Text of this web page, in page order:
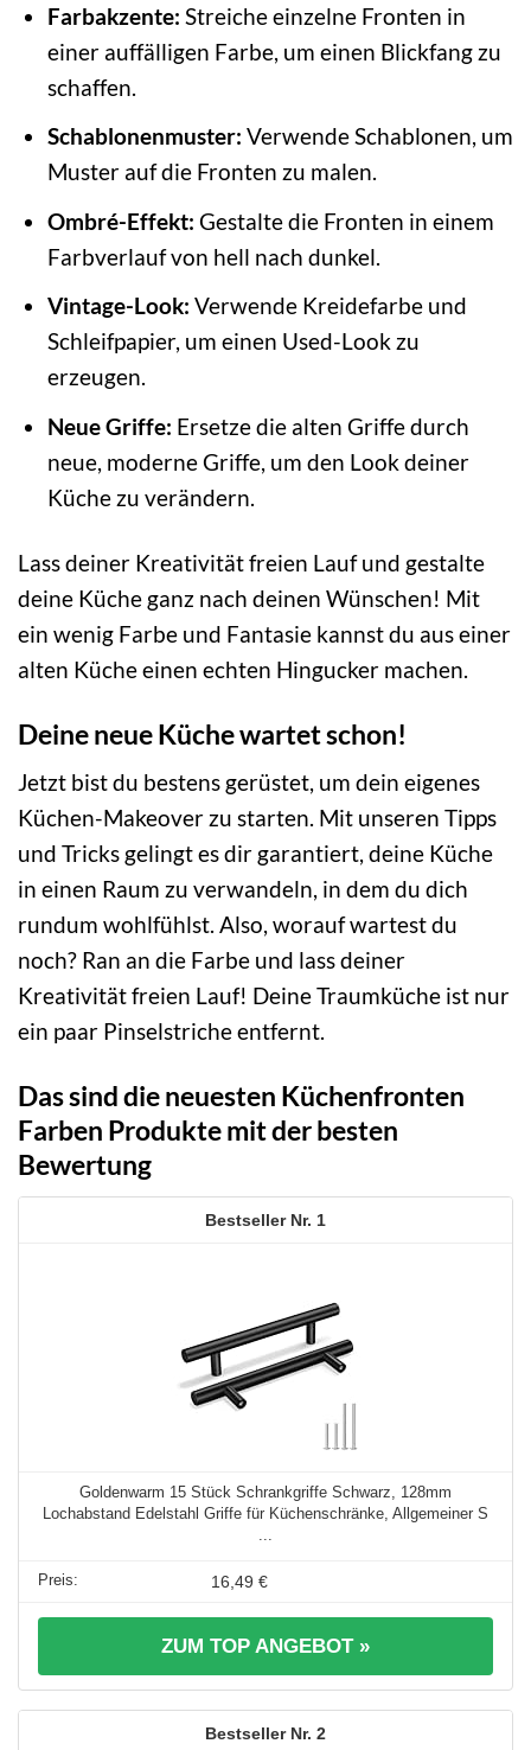
Farbakzente: Streiche einzelne Fronten in
einer auffälligen Farbe, um einen Blickfang zu
schaffen.
Schablonenmuster: Verwende Schablonen, um
Muster auf die Fronten zu malen.
Ombré-Effekt: Gestalte die Fronten in einem
Farbverlauf von hell nach dunkel.
Vintage-Look: Verwende Kreidefarbe und
Schleifpapier, um einen Used-Look zu
erzeugen.
Neue Griffe: Ersetze die alten Griffe durch
neue, moderne Griffe, um den Look deiner
Küche zu verändern.
Lass deiner Kreativität freien Lauf und gestalte
deine Küche ganz nach deinen Wünschen! Mit
ein wenig Farbe und Fantasie kannst du aus einer
alten Küche einen echten Hingucker machen.
Deine neue Küche wartet schon!
Jetzt bist du bestens gerüstet, um dein eigenes
Küchen-Makeover zu starten. Mit unseren Tipps
und Tricks gelingt es dir garantiert, deine Küche
in einen Raum zu verwandeln, in dem du dich
rundum wohlfühlst. Also, worauf wartest du
noch? Ran an die Farbe und lass deiner
Kreativität freien Lauf! Deine Traumküche ist nur
ein paar Pinselstriche entfernt.
Das sind die neuesten Küchenfronten
Farben Produkte mit der besten
Bewertung
1
Goldenwarm 15 Stück Schrankgriffe Schwarz, 128mm
Lochabstand Edelstahl Griffe für Küchenschränke, Allgemeiner S
16,49 €
ZUM TOP ANGEBOT »
2